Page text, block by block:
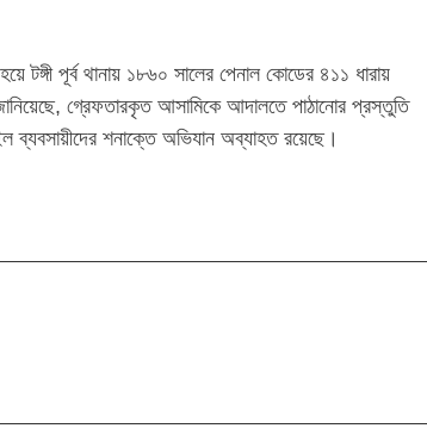
পূর্ব থানায় ১৮৬০ সালের পেনাল কোডের ৪১১ ধারায়
গ্রেফতারকৃত আসামিকে আদালতে পাঠানোর প্রস্তুতি
ব্যবসায়ীদের শনাক্তে অভিযান অব্যাহত রয়েছে।